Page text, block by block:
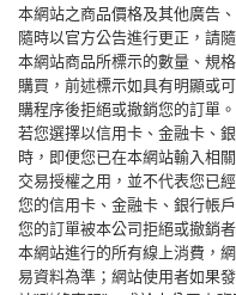
本網站之商品價格及其他廣告
隨時以官方公告進行更正，請
本網站商品所標示的數量、規
購買，前述標示如具有明顯或
購程序後拒絕或撤銷您的訂單。
若您選擇以信用卡、金融卡、
時，即便您已在本網站輸入相
交易授權之用，並不代表您已
您的信用卡、金融卡、銀行帳
您的訂單被本公司拒絕或撤銷
本網站進行的所有線上消費，
易資料為準；網站使用者如果